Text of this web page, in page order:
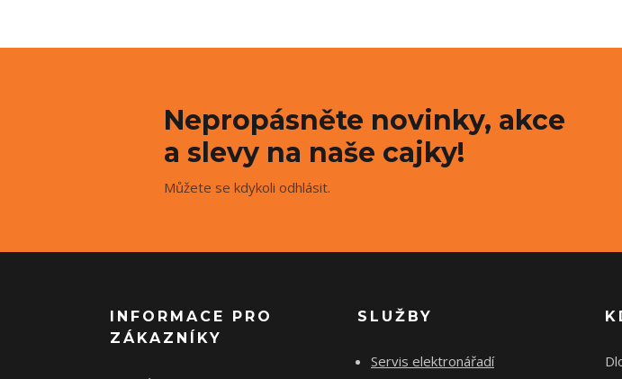
Nepropásněte novinky, akce
a slevy na naše cajky!
Můžete se kdykoli odhlásit.
INFORMACE PRO
ZÁKAZNÍKY
SLUŽBY
Servis elektronářadí